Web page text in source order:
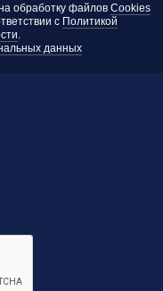
обработку файлов Cookies
с Политикой
данных